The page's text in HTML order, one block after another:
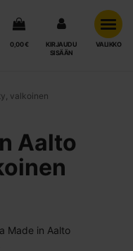
0,00 €
KIRJAUDU
SISÄÄN
VALIKKO
valkoinen
Aalto
Made in Aalto